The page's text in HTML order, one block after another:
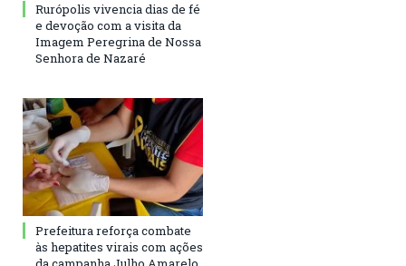
Rurópolis vivencia dias de fé
e devoção com a visita da
Imagem Peregrina de Nossa
Senhora de Nazaré
Prefeitura reforça combate
às hepatites virais com ações